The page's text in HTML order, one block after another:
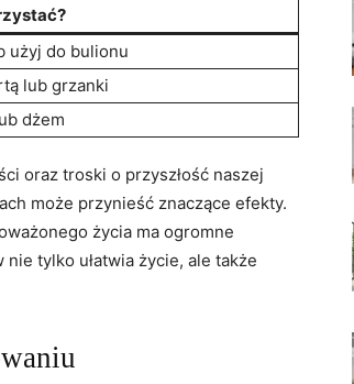
użyj do bulionu
lub grzanki
dżem
oraz troski o przyszłość naszej
może przynieść znaczące efekty.
życia ma ogromne
tylko ułatwia życie, ale także